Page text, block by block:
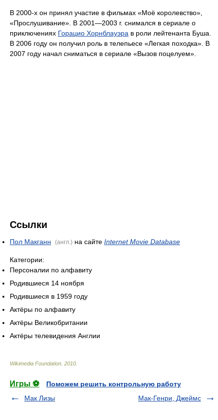
В 2000-х он принял участие в фильмах «Моё королевство»,
«Прослушивание». В 2001—2003 г. снимался в сериале о
приключениях Горацио Хорнблауэра в роли лейтенанта Буша.
В 2006 году он получил роль в телепьесе «Легкая походка». В
2007 году начал сниматься в сериале «Вызов поцелуем».
Ссылки
Пол Макганн (англ.) на сайте Internet Movie Database
Категории:
Персоналии по алфавиту
Родившиеся 14 ноября
Родившиеся в 1959 году
Актёры по алфавиту
Актёры Великобритании
Актёры телевидения Англии
Wikimedia Foundation 2010
Игры ⚽
Поможем решить контрольную работу
Мак Лизы
Мак-Генри, Джеймс